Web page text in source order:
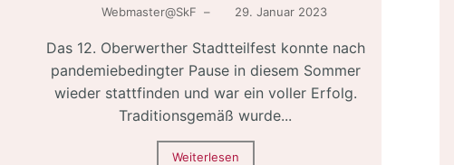
Webmaster@SkF – 29. Januar 2023
Das 12. Oberwerther Stadtteilfest konnte nach
pandemiebedingter Pause in diesem Sommer
wieder stattfinden und war ein voller Erfolg.
Traditionsgemäß wurde...
Weiterlesen